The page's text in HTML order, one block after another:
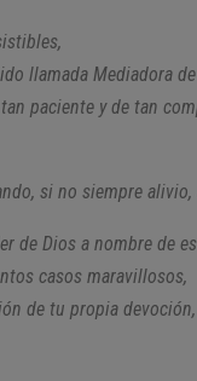
llamada Mediadora
paciente y de tan
si no siempre
de Dios a nombre de
casos maravillosos,
de tu propia